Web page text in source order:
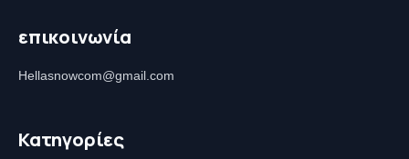
επικοινωνία
Hellasnowcom@gmail.com
Κατηγορίες